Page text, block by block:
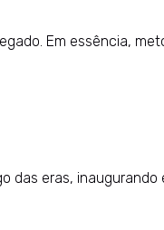
Em essência,
eras,